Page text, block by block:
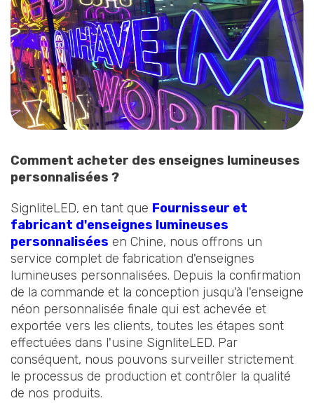
Comment acheter des enseignes lumineuses
personnalisées ?
SignliteLED, en tant que Fournisseur et
fabricant d'enseignes lumineuses
personnalisées en Chine, nous offrons un
service complet de fabrication d'enseignes
lumineuses personnalisées. Depuis la confirmation
de la commande et la conception jusqu'à l'enseigne
néon personnalisée finale qui est achevée et
exportée vers les clients, toutes les étapes sont
effectuées dans l'usine SignliteLED. Par
conséquent, nous pouvons surveiller strictement
le processus de production et contrôler la qualité
de nos produits.